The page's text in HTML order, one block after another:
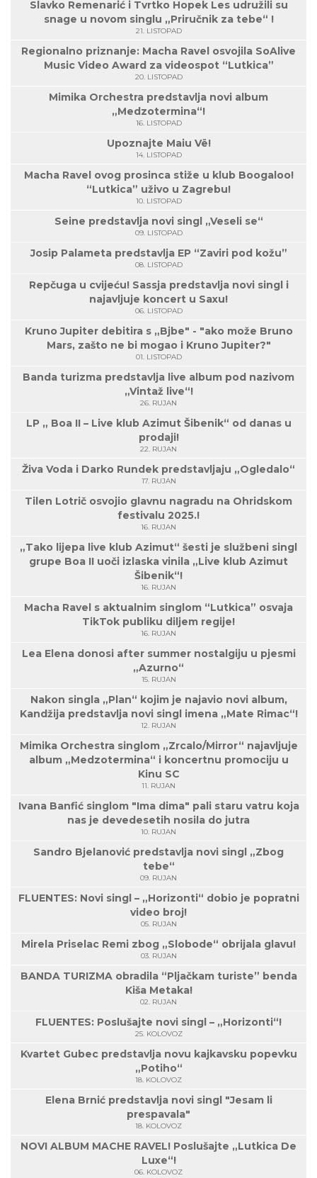
Slavko Remenarić i Tvrtko Hopek Les udružili su
snage u novom singlu „Priručnik za tebe“ !
21. LISTOPAD
Regionalno priznanje: Macha Ravel osvojila SoAlive
Music Video Award za videospot “Lutkica”
20. LISTOPAD
Mimika Orchestra predstavlja novi album
„Medzotermina“!
16. LISTOPAD
Upoznajte Maiu Vë!
14. LISTOPAD
Macha Ravel ovog prosinca stiže u klub Boogaloo!
“Lutkica” uživo u Zagrebu!
10. LISTOPAD
Seine predstavlja novi singl „Veseli se“
09. LISTOPAD
Josip Palameta predstavlja EP “Zaviri pod kožu”
08. LISTOPAD
Repčuga u cvijeću! Sassja predstavlja novi singl i
najavljuje koncert u Saxu!
06. LISTOPAD
Kruno Jupiter debitira s „Bjbe" - "ako može Bruno
Mars, zašto ne bi mogao i Kruno Jupiter?"
01. LISTOPAD
Banda turizma predstavlja live album pod nazivom
„Vintaž live“!
26. RUJAN
LP „ Boa II – Live klub Azimut Šibenik“ od danas u
prodaji!
22. RUJAN
Živa Voda i Darko Rundek predstavljaju „Ogledalo“
17. RUJAN
Tilen Lotrič osvojio glavnu nagradu na Ohridskom
festivalu 2025.!
16. RUJAN
„Tako lijepa live klub Azimut“ šesti je službeni singl
grupe Boa II uoči izlaska vinila „Live klub Azimut
Šibenik“!
16. RUJAN
Macha Ravel s aktualnim singlom “Lutkica” osvaja
TikTok publiku diljem regije!
16. RUJAN
Lea Elena donosi after summer nostalgiju u pjesmi
„Azurno“
15. RUJAN
Nakon singla „Plan“ kojim je najavio novi album,
Kandžija predstavlja novi singl imena „Mate Rimac“!
12. RUJAN
Mimika Orchestra singlom „Zrcalo/Mirror“ najavljuje
album „Medzotermina“ i koncertnu promociju u
Kinu SC
11. RUJAN
Ivana Banfić singlom "Ima dima" pali staru vatru koja
nas je devedesetih nosila do jutra
10. RUJAN
Sandro Bjelanović predstavlja novi singl „Zbog
tebe“
09. RUJAN
FLUENTES: Novi singl – „Horizonti“ dobio je popratni
video broj!
05. RUJAN
Mirela Priselac Remi zbog „Slobode“ obrijala glavu!
03. RUJAN
BANDA TURIZMA obradila “Pljačkam turiste” benda
Kiša Metaka!
02. RUJAN
FLUENTES: Poslušajte novi singl – „Horizonti“!
25. KOLOVOZ
Kvartet Gubec predstavlja novu kajkavsku popevku
„Potiho“
18. KOLOVOZ
Elena Brnić predstavlja novi singl "Jesam li
prespavala"
18. KOLOVOZ
NOVI ALBUM MACHE RAVEL! Poslušajte „Lutkica De
Luxe“!
06. KOLOVOZ